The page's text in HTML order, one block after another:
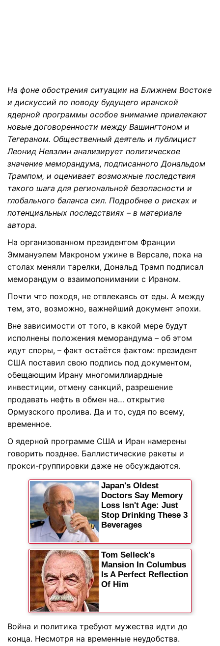
На фоне обострения ситуации на Ближнем Востоке
и дискуссий по поводу будущего иранской
ядерной программы особое внимание привлекают
новые договоренности между Вашингтоном и
Тегераном. Общественный деятель и публицист
Леонид Невзлин анализирует политическое
значение меморандума, подписанного Дональдом
Трампом, и оценивает возможные последствия
такого шага для региональной безопасности и
глобального баланса сил. Подробнее о рисках и
потенциальных последствиях – в материале
автора.
На организованном президентом Франции
Эммануэлем Макроном ужине в Версале, пока на
столах меняли тарелки, Дональд Трамп подписал
меморандум о взаимопонимании с Ираном.
Почти что походя, не отвлекаясь от еды. А между
тем, это, возможно, важнейший документ эпохи.
Вне зависимости от того, в какой мере будут
исполнены положения меморандума – об этом
идут споры, – факт остаётся фактом: президент
США поставил свою подпись под документом,
обещающим Ирану многомиллиардные
инвестиции, отмену санкций, разрешение
продавать нефть в обмен на… открытие
Ормузского пролива. Да и то, судя по всему,
временное.
О ядерной программе США и Иран намерены
говорить позднее. Баллистические ракеты и
прокси-группировки даже не обсуждаются.
Война и политика требуют мужества идти до
конца. Несмотря на временные неудобства.